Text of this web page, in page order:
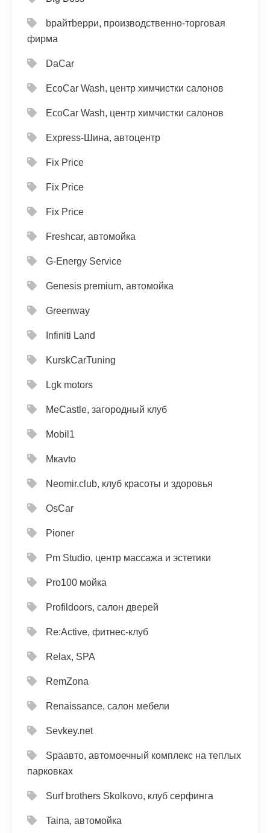
bрайтbерри, производственно-торговая
фирма
DaCar
EcoCar Wash, центр химчистки салонов
EcoCar Wash, центр химчистки салонов
Express-Шина, автоцентр
Fix Price
Fix Price
Fix Price
Freshcar, автомойка
G-Energy Service
Genesis premium, автомойка
Greenway
Infiniti Land
KurskCarTuning
Lgk motors
MeCastle, загородный клуб
Mobil1
Mкavto
Neomir.club, клуб красоты и здоровья
OsCar
Pioner
Pm Studio, центр массажа и эстетики
Pro100 мойка
Profildoors, салон дверей
Re:Active, фитнес-клуб
Relax, SPA
RemZona
Renaissance, салон мебели
Sevkey.net
Spaавто, автомоечный комплекс на теплых
парковках
Surf brothers Skolkovo, клуб серфинга
Taina, автомойка